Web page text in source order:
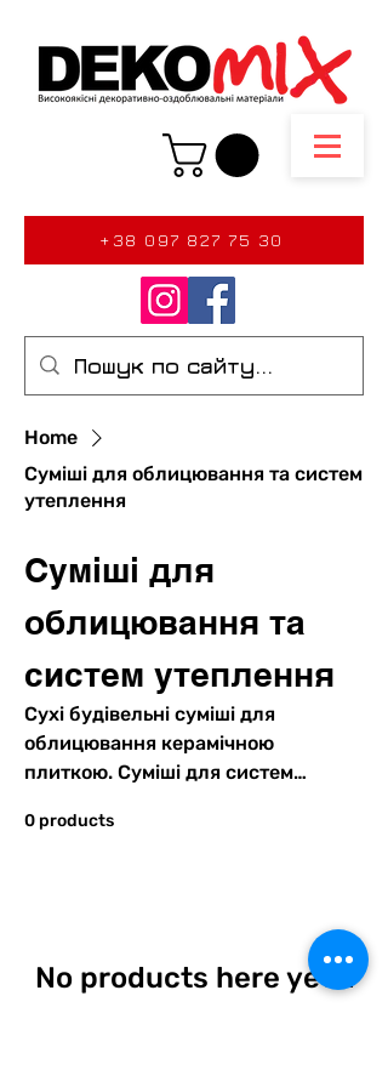
+38 097 827 75 30
Home
Суміші для облицювання та систем
утеплення
Суміші для
облицювання та
систем утеплення
Сухі будівельні суміші для
облицювання керамічною
плиткою. Суміші для систем
0 products
No products here yet...